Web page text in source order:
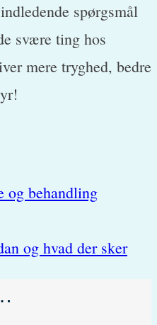
spørgsmål
svære ting hos
mere tryghed, bedre
og behandling
og hvad der sker